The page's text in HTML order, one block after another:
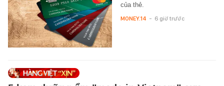
của thẻ.
MONEY.14 - 6 giờ trước